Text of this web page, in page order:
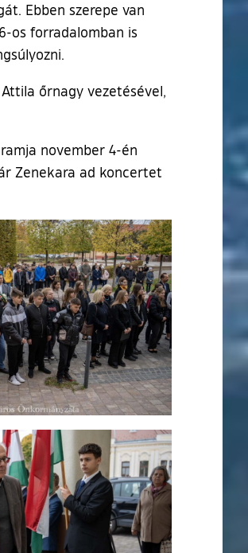
Ebben szerepe van
os forradalomban is
őrnagy vezetésével,
november 4-én
Zenekara ad koncertet